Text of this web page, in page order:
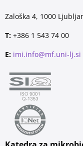
Zaloška 4, 1000
T: +386 1 543 74 00
E: imi.info@mf.uni-lj.si